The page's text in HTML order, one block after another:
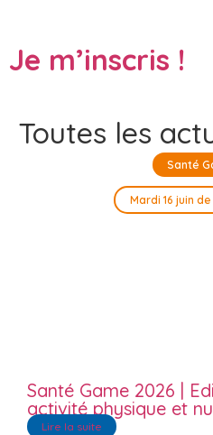
Je m’inscris !
Toutes les
Santé
Mardi 16 juin de
Santé Game 2026 |
activité physique et
Lire la suite